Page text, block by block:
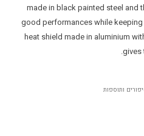
made in black painted steel and
good performances while
heat shield made in aluminium
gives
ותוספות